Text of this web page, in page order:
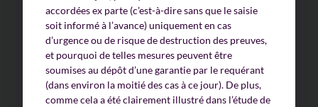
accordées ex parte (c’est-à-dire sans que le saisie
soit informé à l’avance) uniquement en cas
d’urgence ou de risque de destruction des preuves,
et pourquoi de telles mesures peuvent être
soumises au dépôt d’une garantie par le requérant
(dans environ la moitié des cas à ce jour). De plus,
comme cela a été clairement illustré dans l’étude de